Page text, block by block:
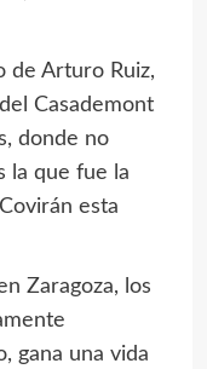
de Arturo Ruiz,
Casademont
donde no
la que fue la
esta
Zaragoza, los
gana una vida